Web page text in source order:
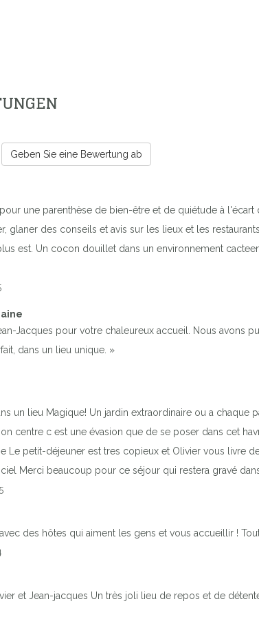
Geben Sie eine Bewertung ab
une parenthèse de bien-être et de quiétude à
glaner des conseils et avis sur les lieux et les
est. Un cocon douillet dans un environnement
Jacques pour votre chaleureux accueil. Nous avons
dans un lieu unique. »
un lieu Magique! Un jardin extraordinaire ou a
centre c est une évasion que de se poser dans cet
Le petit-déjeuner est tres copieux et Olivier vous livre
Merci beaucoup pour ce séjour qui restera gravé
des hôtes qui aiment les gens et vous accueillir !
et Jean-jacques Un très joli lieu de repos et de